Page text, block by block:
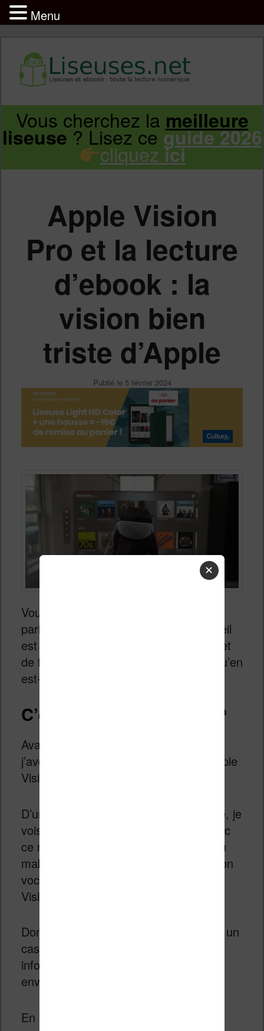
Infos sur les liseuses Kindle, Kobo,
Vivlio, Pocketbook
Aller
principal
Aller
secondaire
Vous cherchez la meilleure
liseuse? Lisez ceguide 2026
cliquez ici
Apple Vision
Pro et la lecture
d’ebook : la
vision bien
triste d’Apple
Publié le 5 février 2024
Vous avez sans doute lu ou entendu
parler de l’Apple Vision Pro. Cet appareil
est un casque immersif qui vous permet
de travailler et de vous divertir. Mais qu’en
est-il pour la lecture ?
C’est quoi le Vision Pro ?
Avant de rentrer dans le vif du sujet,
j’avoue avoir du mal à bien décrire l’Apple
Vision Pro.
D’une part, même si je ne l’ai pas testé, je
vois assez bien où Apple veut aller avec
ce nouvel appareil. D’autre part, j’ai du
mal à mettre de mots et à trouver le bon
vocabulaire sur les fonctionnalités du
Vision Pro.
Donc, je vais dire que le Vision Pro est un
casque qui permet d’ajouter des
informations numériques à votre
environnement.
En pratique, lorsque vous portez ce
✕
Menu